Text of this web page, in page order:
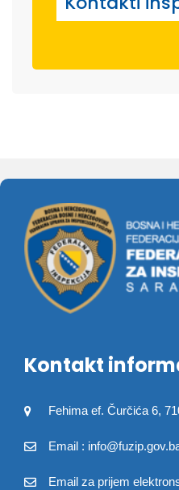
Kontakt
Fehima ef. Čurčića 6,
Email :
Email za prijem